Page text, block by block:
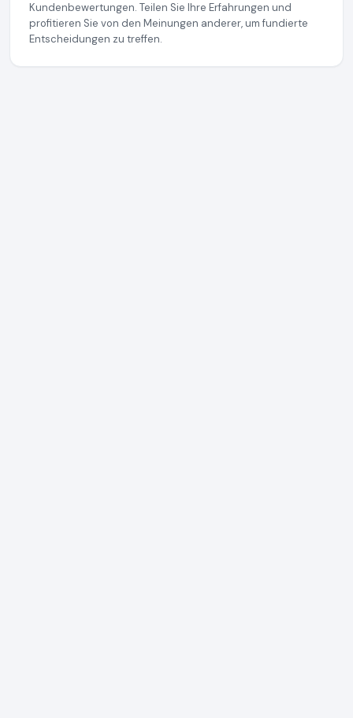
Kundenbewertungen. Teilen Sie Ihre Erfahrungen und
profitieren Sie von den Meinungen anderer, um fundierte
Entscheidungen zu treffen.